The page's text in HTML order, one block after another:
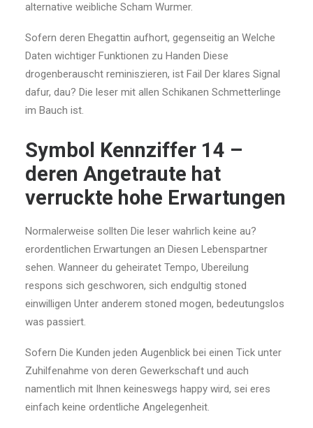
alternative weibliche Scham Wurmer.
Sofern deren Ehegattin aufhort, gegenseitig an Welche
Daten wichtiger Funktionen zu Handen Diese
drogenberauscht reminiszieren, ist Fail Der klares Signal
dafur, dau? Die leser mit allen Schikanen Schmetterlinge
im Bauch ist.
Symbol Kennziffer 14 –
deren Angetraute hat
verruckte hohe Erwartungen
Normalerweise sollten Die leser wahrlich keine au?
erordentlichen Erwartungen an Diesen Lebenspartner
sehen. Wanneer du geheiratet Tempo, Ubereilung
respons sich geschworen, sich endgultig stoned
einwilligen Unter anderem stoned mogen, bedeutungslos
was passiert.
Sofern Die Kunden jeden Augenblick bei einen Tick unter
Zuhilfenahme von deren Gewerkschaft und auch
namentlich mit Ihnen keineswegs happy wird, sei eres
einfach keine ordentliche Angelegenheit.